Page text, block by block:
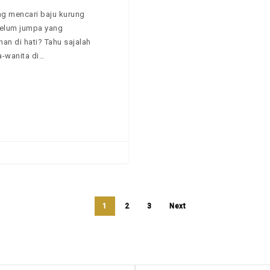
mencari baju kurung
jumpa yang
di hati? Tahu sajalah
wanita di…
1 2 3 Next